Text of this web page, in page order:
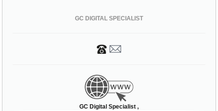
GC DIGITAL SPECIALIST
GC Digital Specialist ,